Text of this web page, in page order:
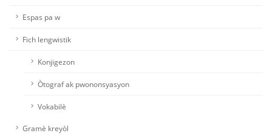
Espas pa w
Fich lengwistik
Konjigezon
Òtograf ak pwononsyasyon
Vokabilè
Gramè kreyòl